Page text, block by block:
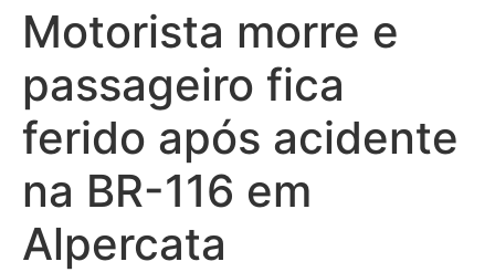
Motorista morre e
passageiro fica
ferido após acidente
na BR-116 em
Alpercata